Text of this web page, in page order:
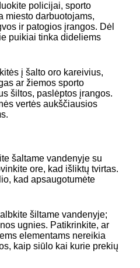
policijai, sporto
miesto darbuotojams,
ir patogios įrangos. Dėl
puikiai tinka dideliems
į šalto oro kareivius,
ar žiemos sporto
šiltos, paslėptos įrangos.
vertės aukščiausios
šaltame vandenyje su
ore, kad išliktų tvirtas.
kad apsaugotumėte
šiltame vandenyje;
ugnies. Patikrinkite, ar
elementams nereikia
kaip siūlo kai kurie prekių